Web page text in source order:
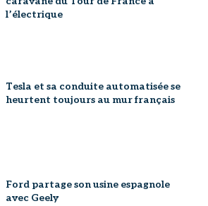
l’électrique
Tesla et sa conduite automatisée se
heurtent toujours au mur français
Ford partage son usine espagnole
avec Geely